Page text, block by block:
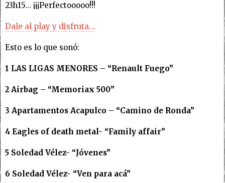
23h15… ¡¡¡Perfectooooo!!!
Dale al play y disfruta…
Esto es lo que sonó:
1 LAS LIGAS MENORES – “Renault Fuego”
2 Airbag – “Memoriax 500”
3 Apartamentos Acapulco – “Camino de Ronda”
4 Eagles of death metal- “Family affair”
5 Soledad Vélez- “Jóvenes”
6 Soledad Vélez- “Ven para acá”